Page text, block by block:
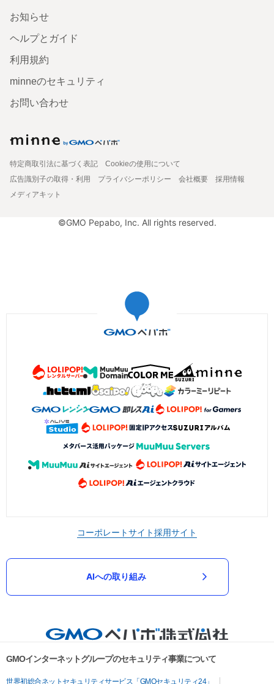
お知らせ
ヘルプとガイド
利用規約
minneのセキュリティ
お問い合わせ
特定商取引法に基づく表記
Cookieの使用について
広告識別子の取得・利用
プライバシーポリシー 会社概要
採用情報
メディアキット
©GMO Pepabo, Inc. All rights reserved.
コーポレートサイト採用サイト
AIへの取り組み
GMOインターネットグループのセキュリティ事業について
世界初総合ネットセキュリティサービス「GMOセキュリティ24」